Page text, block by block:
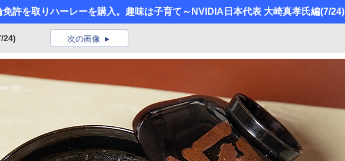
許を取りハーレーを購入。趣味は子育て～NVIDIA日本代表 大崎真孝氏編(7/24)
24) 次の画像